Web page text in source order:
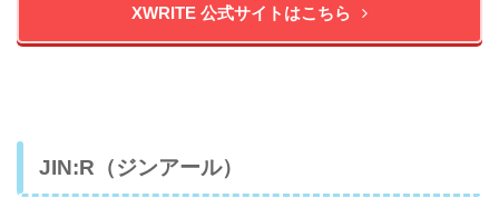
XWRITE 公式サイトはこちら
JIN:R（ジンアール）